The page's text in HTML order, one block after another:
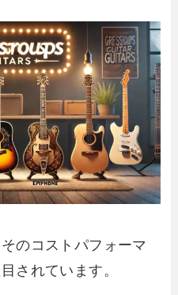
のコストパフォーマ
されています。